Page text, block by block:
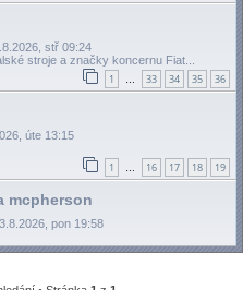
stř 09:24
stroje a značky koncernu Fiat...
1 … 33 34 35 36
úte 13:15
1 … 16 17 18 19
mcpherson
3.8.2026, pon 19:58